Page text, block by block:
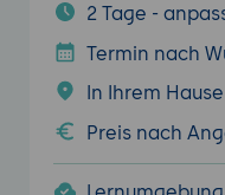
2 Tage -
Termin nach
In Ihrem
Preis nach